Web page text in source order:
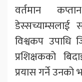
वर्तमान
डेस्सच्याम्सलाई
विश्वकप उपाधि
प्रशिक्षकको
प्रयास गर्ने उनको